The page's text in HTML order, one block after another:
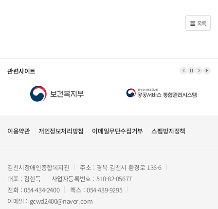
목록
관련사이트 이전 배너
배너 정지
다음배
이용약관 개인정보처리방침 이메일무단수집거부 스팸방지정책
김천시장애인종합복지관
주소 : 경북 김천시 환경로 136-6
대표 : 김한득
사업자등록번호 : 510-82-05677
전화 : 054-434-2400
팩스 : 054-439-9295
이메일 : gcwd2400@naver.com